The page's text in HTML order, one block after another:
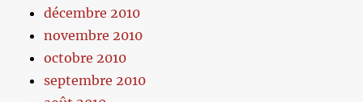
décembre 2010
novembre 2010
octobre 2010
septembre 2010